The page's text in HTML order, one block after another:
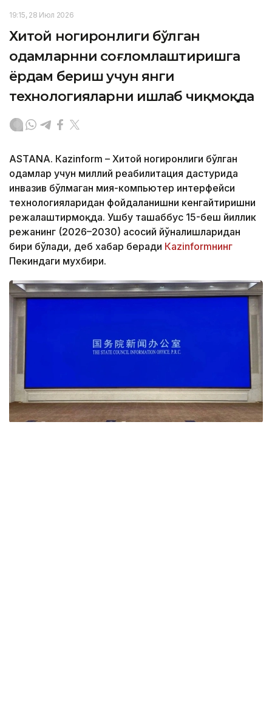
19:15, 28 Июл 2026
Хитой ногиронлиги бўлган
одамларнни соғломлаштиришга
ёрдам бериш учун янги
технологияларни ишлаб чиқмоқда
ASTANА. Кazinform – Хитой ногиронлиги бўлган
одамлар учун миллий реабилитация дастурида
инвазив бўлмаган мия-компьютер интерфейси
технологияларидан фойдаланишни кенгайтиришни
режалаштирмоқда. Ушбу ташаббус 15-беш йиллик
режанинг (2026–2030) асосий йўналишларидан
бири бўлади, деб хабар беради Кazinformнинг
Пекиндаги мухбири.